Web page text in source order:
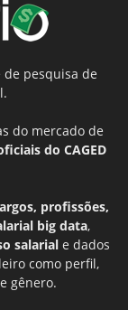
pesquisa de
do mercado de
do CAGED
profissões,
big data,
salarial e dados
como perfil,
gênero.